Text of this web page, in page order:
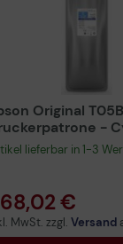
Original
-
lieferbar in 1-3
€
MwSt. zzgl. Versand